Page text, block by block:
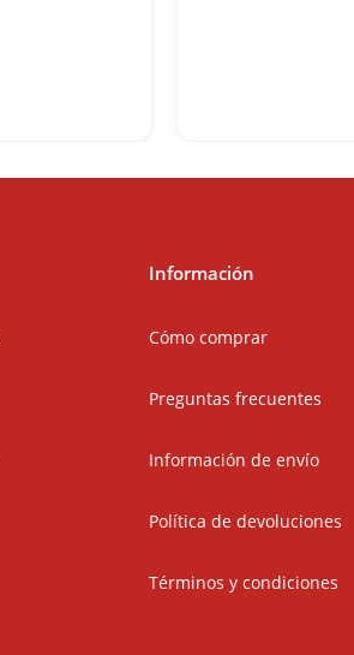
Información
Cómo comprar
Preguntas frecuentes
Información de envío
Política de devoluciones
Términos y condiciones